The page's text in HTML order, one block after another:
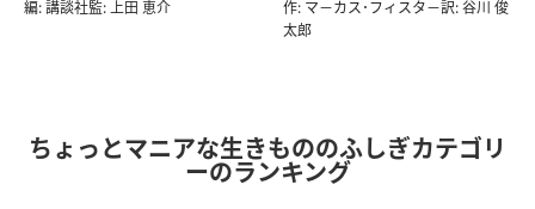
編: 講談社監: 上田 恵介
作: マ－カス･フィスタ－訳: 谷川 俊
太郎
ちょっとマニアな生きもののふしぎカテゴリ
ーのランキング